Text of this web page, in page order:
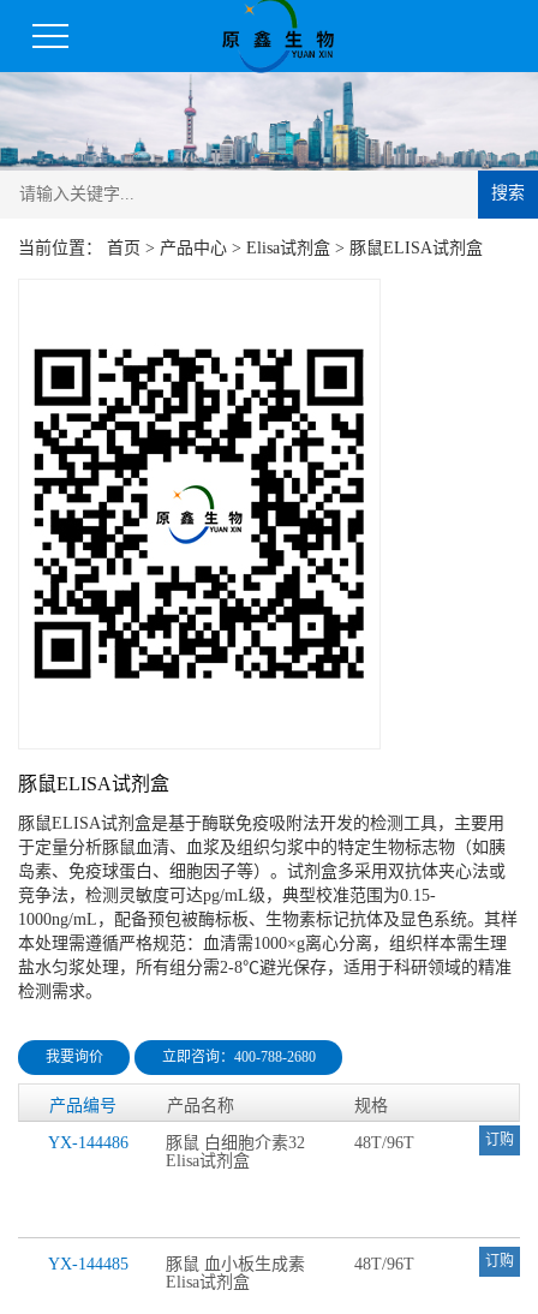
搜索
当前位置： 首页 > 产品中心 > Elisa试剂盒 > 豚鼠ELISA试剂盒
豚鼠ELISA试剂盒
豚鼠ELISA试剂盒是基于酶联免疫吸附法开发的检测工具，主要用
于定量分析豚鼠血清、血浆及组织匀浆中的特定生物标志物（如胰
岛素、免疫球蛋白、细胞因子等）。试剂盒多采用双抗体夹心法或
竞争法，检测灵敏度可达pg/mL级，典型校准范围为0.15-
1000ng/mL，配备预包被酶标板、生物素标记抗体及显色系统。其样
本处理需遵循严格规范：血清需1000×g离心分离，组织样本需生理
盐水匀浆处理，所有组分需2-8℃避光保存，适用于科研领域的精准
检测需求。
我要询价 立即咨询：400-788-2680
产品编号 产品名称 规格
YX-144486
豚鼠 白细胞介素32
Elisa试剂盒
48T/96T 订购
YX-144485
豚鼠 血小板生成素
Elisa试剂盒
48T/96T 订购